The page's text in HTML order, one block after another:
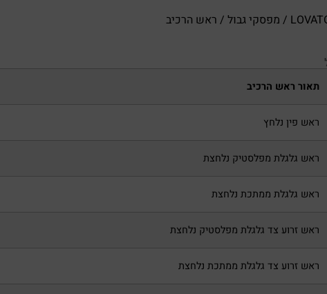
/ מפסקי גבול / ראש הרכיב
תאור ראש הרכיב
ראש פין נלחץ
ראש גלגלת מפלסטיק נלחצת
ראש גלגלת ממתכת נלחצת
ראש זרוע צד גלגלת מפלסטיק נלחצת
ראש זרוע צד גלגלת ממתכת נלחצת